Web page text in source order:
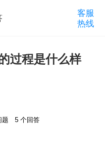
客服
热线
过程是什么样
题 5 个回答